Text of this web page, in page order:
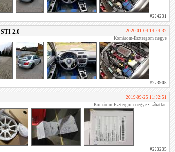
#224231
2.0
2020-01-04 14:24:32
Komárom-Esztergom megye
#223905
2019-09-25 11:02:51
Komárom-Esztergom megye • Lábatlan
#223235